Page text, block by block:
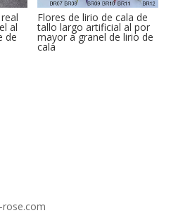
al
de
Flores de lirio de cala de
tallo largo artificial al por
mayor a granel de lirio de
cala
rose.com